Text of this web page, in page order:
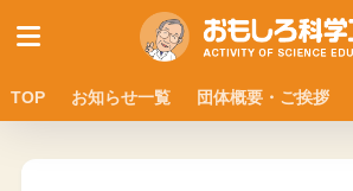
TOP お知らせ一覧 団体概要・ご挨拶